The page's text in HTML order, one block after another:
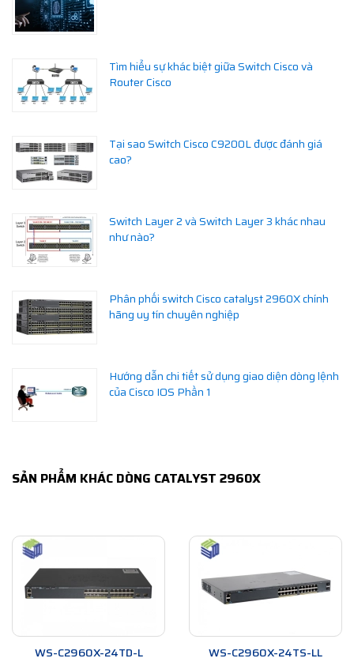
Tìm hiểu sự khác biệt giữa Switch Cisco và
Router Cisco
Tại sao Switch Cisco C9200L được đánh giá
cao?
Switch Layer 2 và Switch Layer 3 khác nhau
như nào?
Phân phối switch Cisco catalyst 2960X chính
hãng uy tín chuyên nghiệp
Hướng dẫn chi tiết sử dụng giao diện dòng lệnh
của Cisco IOS Phần 1
SẢN PHẨM KHÁC DÒNG CATALYST 2960X
WS-C2960X-24TD-L WS-C2960X-24TS-LL